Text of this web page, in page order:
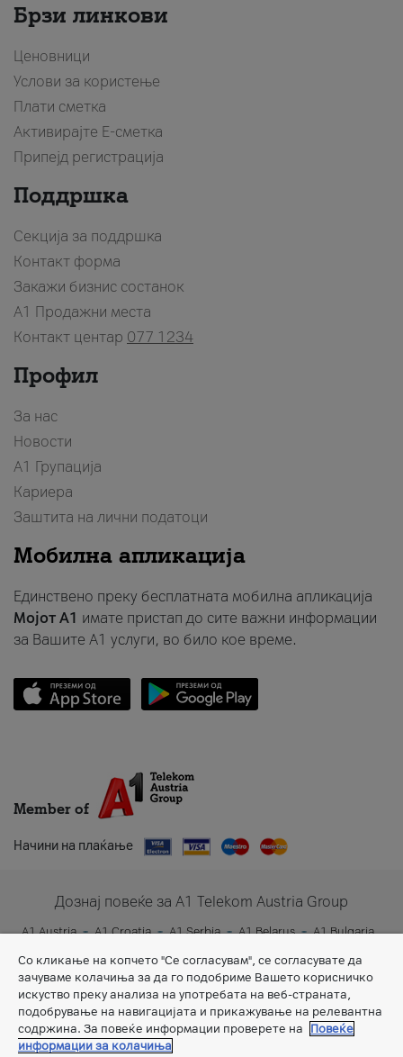
Брзи линкови
Ценовници
Услови за користење
Плати сметка
Активирајте Е-сметка
Припејд регистрација
Поддршка
Секција за поддршка
Контакт форма
Закажи бизнис состанок
A1 Продажни места
Контакт центар 077 1234
Профил
За нас
Новости
А1 Групација
Кариера
Заштита на лични податоци
Мобилна апликација
Единствено преку бесплатната мобилна апликација
Мојот A1 имате пристап до сите важни информации
за Вашите A1 услуги, во било кое време.
Member of
Начини на плаќање
Дознај повеќе за A1 Telekom Austria Group
A1 Austria A1 Croatia A1 Serbia A1 Belarus
A1 Bulgaria
A1 Slovenia
A1 Digital
Со кликање на копчето "Се согласувам", се согласувате да
зачуваме колачиња за да го подобриме Вашето корисничко
искуство преку анализа на употребата на веб-страната,
подобрување на навигацијата и прикажување на релевантна
содржина. За повеќе информации проверете на
Повеќе
информации за колачиња